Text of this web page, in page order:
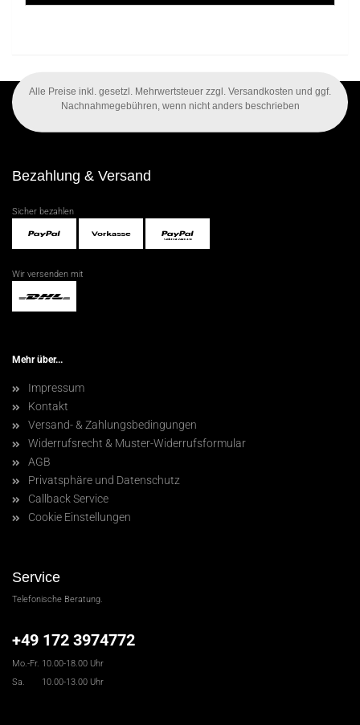
Alle Preise inkl. gesetzl. Mehrwertsteuer zzgl. Versandkosten und ggf.
Nachnahmegebühren, wenn nicht anders beschrieben
Bezahlung & Versand
Sicher bezahlen
Wir versenden mit
Mehr über...
Impressum
Kontakt
Versand- & Zahlungsbedingungen
Widerrufsrecht & Muster-Widerrufsformular
AGB
Privatsphäre und Datenschutz
Callback Service
Cookie Einstellungen
Service
Telefonische Beratung.
+49 172 3974772
Mo.-Fr. 10.00-18.00 Uhr
Sa. 10.00-13.00 Uhr